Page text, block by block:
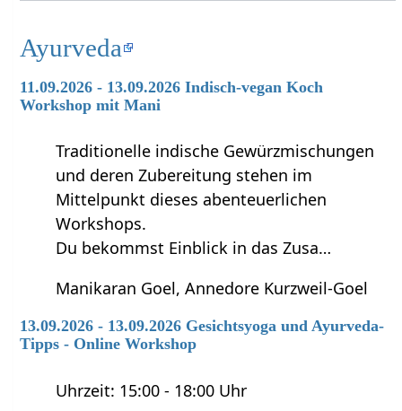
Ayurveda
11.09.2026 - 13.09.2026 Indisch-vegan Koch
Workshop mit Mani
Traditionelle indische Gewürzmischungen
und deren Zubereitung stehen im
Mittelpunkt dieses abenteuerlichen
Workshops.
Du bekommst Einblick in das Zusa…
Manikaran Goel, Annedore Kurzweil-Goel
13.09.2026 - 13.09.2026 Gesichtsyoga und Ayurveda-
Tipps - Online Workshop
Uhrzeit: 15:00 - 18:00 Uhr